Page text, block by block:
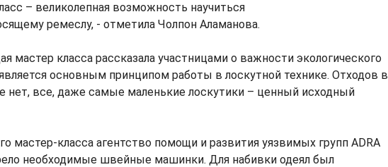
– великолепная возможность научиться
ремеслу, - отметила Чолпон Аламанова.
мастер класса рассказала участницами о важности экологического
основным принципом работы в лоскутной технике. Отходов в
нет, все, даже самые маленькие лоскутики – ценный исходный
мастер-класса агентство помощи и развития уязвимых групп ADRA
необходимые швейные машинки. Для набивки одеял был